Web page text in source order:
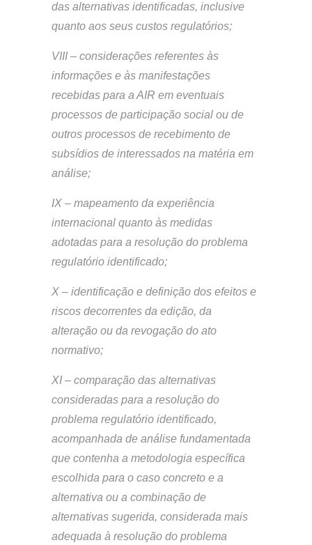
das alternativas identificadas, inclusive
quanto aos seus custos regulatórios;
VIII – considerações referentes às
informações e às manifestações
recebidas para a AIR em eventuais
processos de participação social ou de
outros processos de recebimento de
subsídios de interessados na matéria em
análise;
IX – mapeamento da experiência
internacional quanto às medidas
adotadas para a resolução do problema
regulatório identificado;
X – identificação e definição dos efeitos e
riscos decorrentes da edição, da
alteração ou da revogação do ato
normativo;
XI – comparação das alternativas
consideradas para a resolução do
problema regulatório identificado,
acompanhada de análise fundamentada
que contenha a metodologia específica
escolhida para o caso concreto e a
alternativa ou a combinação de
alternativas sugerida, considerada mais
adequada à resolução do problema